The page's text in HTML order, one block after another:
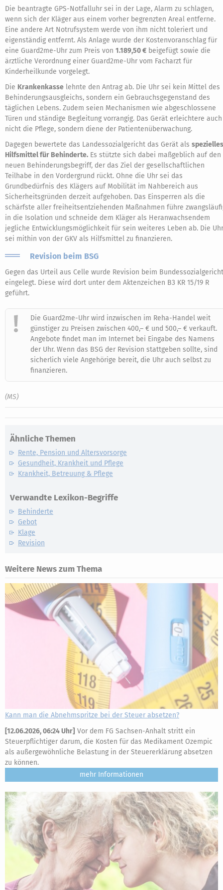
Die beantragte GPS-Notfalluhr sei in der Lage, Alarm zu schlagen,
wenn sich der Kläger aus einem vorher begrenzten Areal entferne.
Eine andere Art Notrufsystem werde von ihm nicht toleriert und
eigenständig entfernt. Als Anlage wurde der Kostenvoranschlag für
eine Guard2me-Uhr zum Preis von 1.189,50 € beigefügt sowie die
ärztliche Verordnung einer Guard2me-Uhr vom Facharzt für
Kinderheilkunde vorgelegt.
Die Krankenkasse lehnte den Antrag ab. Die Uhr sei kein Mittel des
Behinderungsausgleichs, sondern ein Gebrauchsgegenstand des
täglichen Lebens. Zudem seien Mechanismen wie abgeschlossene
Türen und ständige Begleitung vorrangig. Das Gerät erleichtere auch
nicht die Pflege, sondern diene der Patientenüberwachung.
Dagegen bewertete das Landessozialgericht das Gerät als spezielles
Hilfsmittel für Behinderte. Es stützte sich dabei maßgeblich auf den
neuen Behinderungsbegriff, der das Ziel der gesellschaftlichen
Teilhabe in den Vordergrund rückt. Ohne die Uhr sei das
Grundbedürfnis des Klägers auf Mobilität im Nahbereich aus
Sicherheitsgründen derzeit aufgehoben. Das Einsperren als die
schärfste aller freiheitsentziehenden Maßnahmen führe
in die Isolation und schneide dem Kläger als Heranwachsendem
jegliche Entwicklungsmöglichkeit für sein weiteres Leben ab. Die Uhr
sei mithin von der GKV als Hilfsmittel zu finanzieren.
Revision beim BSG
Gegen das Urteil aus Celle wurde Revision beim Bundessozialgericht
eingelegt. Diese wird dort unter dem Aktenzeichen B3 KR 15/19 R
geführt.
Die Guard2me-Uhr wird inzwischen im Reha-Handel weit
günstiger zu Preisen zwischen 400,– € und 500,– € verkauft.
Angebote findet man im Internet bei Eingabe des Namens
der Uhr. Wenn das BSG der Revision stattgeben sollte, sind
sicherlich viele Angehörige bereit, die Uhr auch selbst zu
finanzieren.
(MS)
Ähnliche Themen
Rente, Pension und Altersvorsorge
Gesundheit, Krankheit und Pflege
Krankheit, Betreuung & Pflege
Verwandte Lexikon-Begriffe
Behinderte
Gebot
Klage
Revision
Weitere News zum Thema
Kann man die Abnehmspritze bei der Steuer absetzen?
[12.06.2026, 06:24 Uhr] Vor dem FG Sachsen-Anhalt stritt ein
Steuerpflichtiger darum, die Kosten für das Medikament Ozempic
als außergewöhnliche Belastung in der Steuererklärung absetzen
zu können.
mehr